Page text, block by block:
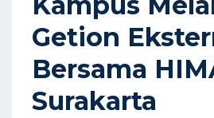
Getion
Bersama
Surakarta